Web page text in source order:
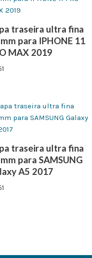
traseira ultra fina
para IPHONE 11
MAX 2019
traseira ultra fina
para SAMSUNG
A5 2017